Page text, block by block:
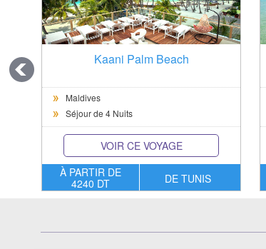
5* Kaani Palm Beach
Maldives
Séjour de 4 Nuits
VOIR CE VOYAGE
À PARTIR DE
4240 DT
DE TUNIS